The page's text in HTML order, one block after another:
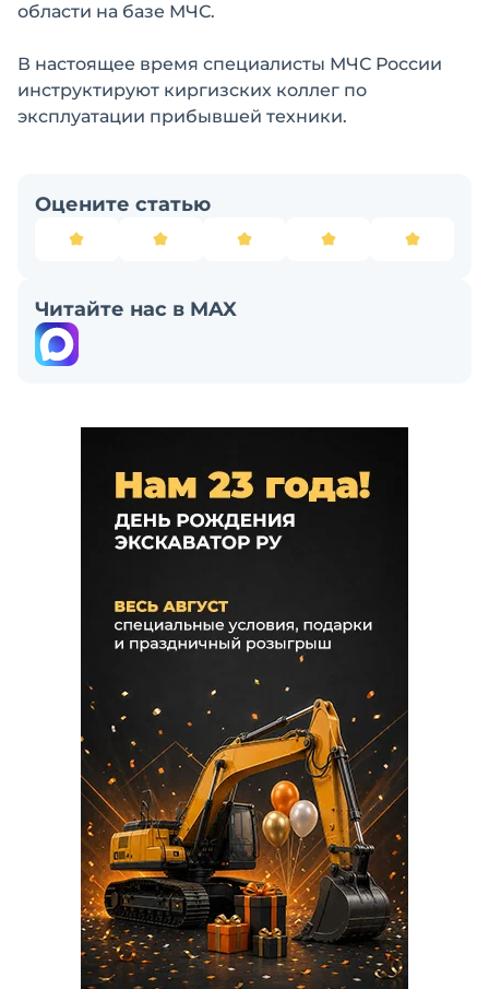
области на базе МЧС.
В настоящее время специалисты МЧС России
инструктируют киргизских коллег по
эксплуатации прибывшей техники.
Оцените статью
Читайте нас в MAX